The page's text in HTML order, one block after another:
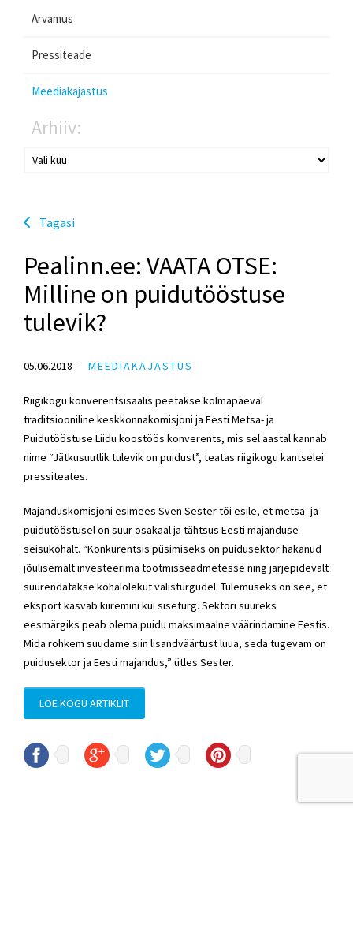
Arvamus
Pressiteade
Meediakajastus
Arhiiv:
Tagasi
Pealinn.ee: VAATA OTSE:
Milline on puidutööstuse
tulevik?
05.06.2018 MEEDIAKAJASTUS
Riigikogu konverentsisaalis peetakse kolmapäeval
traditsiooniline keskkonnakomisjoni ja Eesti Metsa- ja
Puidutööstuse Liidu koostöös konverents, mis sel aastal kannab
nime “Jätkusuutlik tulevik on puidust”, teatas riigikogu kantselei
pressiteates.
Majanduskomisjoni esimees Sven Sester tõi esile, et metsa- ja
puidutööstusel on suur osakaal ja tähtsus Eesti majanduse
seisukohalt. “Konkurentsis püsimiseks on puidusektor hakanud
jõulisemalt investeerima tootmisseadmetesse ning järjepidevalt
suurendatakse kohalolekut välisturgudel. Tulemuseks on see, et
eksport kasvab kiiremini kui siseturg. Sektori suureks
eesmärgiks peab olema puidu maksimaalne väärindamine Eestis.
Mida rohkem suudame siin lisandväärtust luua, seda tugevam on
puidusektor ja Eesti majandus,” ütles Sester.
LOE KOGU ARTIKLIT